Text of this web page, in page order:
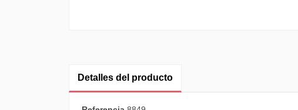
Detalles del producto